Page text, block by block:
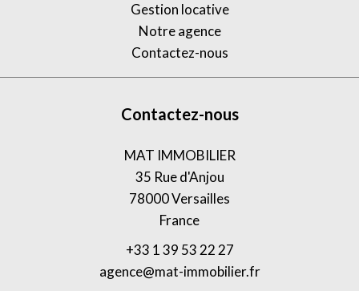
Gestion locative
Notre agence
Contactez-nous
Contactez-nous
MAT IMMOBILIER
35 Rue d'Anjou
78000Versailles
France
+33 1 39 53 22 27
agence@mat-immobilier.fr